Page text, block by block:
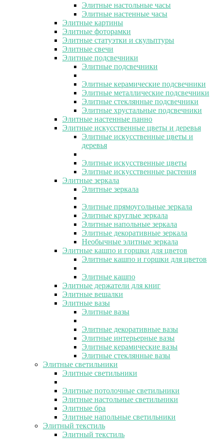
Элитные настольные часы
Элитные настенные часы
Элитные картины
Элитные фоторамки
Элитные статуэтки и скульптуры
Элитные свечи
Элитные подсвечники
Элитные подсвечники
Элитные керамические подсвечники
Элитные металлические подсвечники
Элитные стеклянные подсвечники
Элитные хрустальные подсвечники
Элитные настенные панно
Элитные искусственные цветы и деревья
Элитные искусственные цветы и
деревья
Элитные искусственные цветы
Элитные искусственные растения
Элитные зеркала
Элитные зеркала
Элитные прямоугольные зеркала
Элитные круглые зеркала
Элитные напольные зеркала
Элитные декоративные зеркала
Необычные элитные зеркала
Элитные кашпо и горшки для цветов
Элитные кашпо и горшки для цветов
Элитные кашпо
Элитные держатели для книг
Элитные вешалки
Элитные вазы
Элитные вазы
Элитные декоративные вазы
Элитные интерьерные вазы
Элитные керамические вазы
Элитные стеклянные вазы
Элитные светильники
Элитные светильники
Элитные потолочные светильники
Элитные настольные светильники
Элитные бра
Элитные напольные светильники
Элитный текстиль
Элитный текстиль